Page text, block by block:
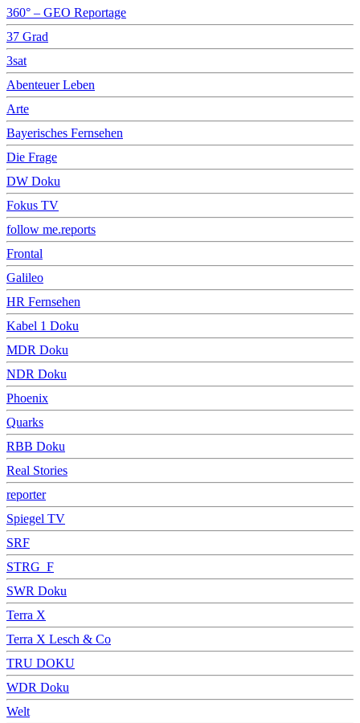
360° – GEO Reportage
37 Grad
3sat
Abenteuer Leben
Arte
Bayerisches Fernsehen
Die Frage
DW Doku
Fokus TV
follow me.reports
Frontal
Galileo
HR Fernsehen
Kabel 1 Doku
MDR Doku
NDR Doku
Phoenix
Quarks
RBB Doku
Real Stories
reporter
Spiegel TV
SRF
STRG_F
SWR Doku
Terra X
Terra X Lesch & Co
TRU DOKU
WDR Doku
Welt